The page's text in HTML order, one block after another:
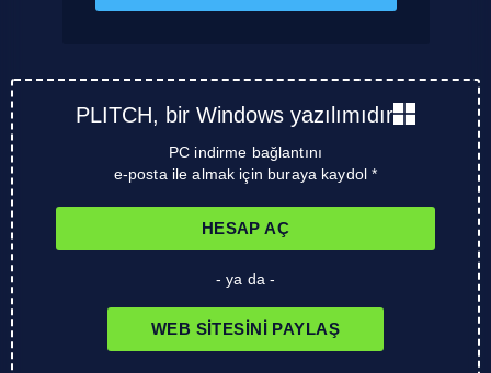
PLITCH, bir Windows yazılımıdır
PC indirme bağlantını
e-posta ile almak için buraya kaydol *
HESAP AÇ
- ya da -
WEB SITESINI PAYLAŞ